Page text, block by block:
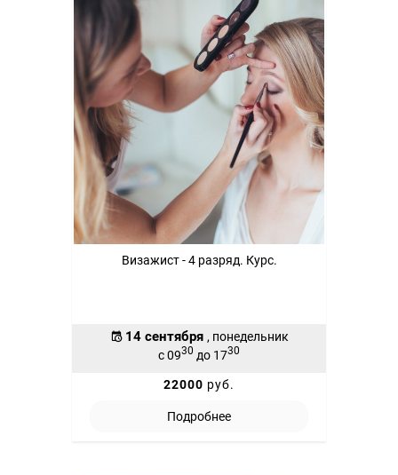
Визажист - 4 разряд. Курс.
14 сентября , понедельник
с 0930 до 1730
22000 руб.
Подробнее